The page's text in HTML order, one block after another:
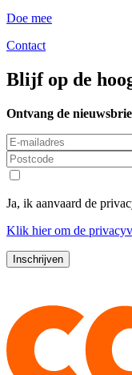
Doe mee
Contact
Blijf op de
Ontvang de
Ja, ik aanvaard de
Klik hierom de